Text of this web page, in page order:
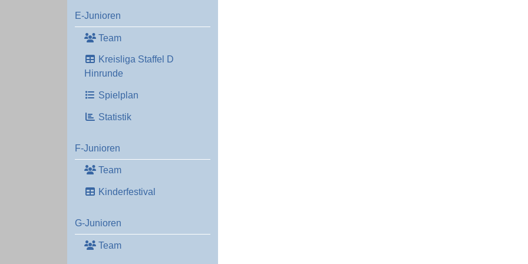
E-Junioren
Team
Kreisliga Staffel D
Hinrunde
Spielplan
Statistik
F-Junioren
Team
Kinderfestival
G-Junioren
Team